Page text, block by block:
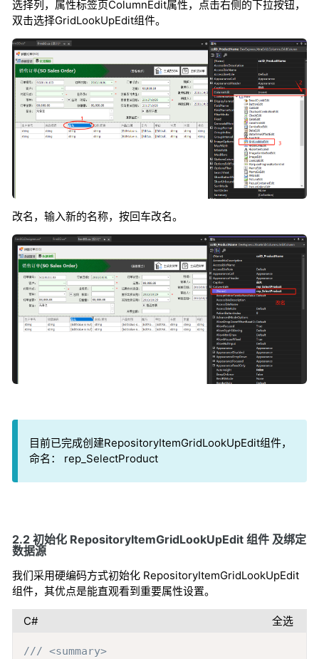
选择列，属性标签页ColumnEdit属性，点击右侧的下拉按钮，
双击选择GridLookUpEdit组件。
改名，输入新的名称，按回车改名。
目前已完成创建RepositoryItemGridLookUpEdit组件，
命名： rep_SelectProduct
2.2 初始化 RepositoryItemGridLookUpEdit 组件 及绑定
数据源
我们采用硬编码方式初始化 RepositoryItemGridLookUpEdit
组件，其优点是能直观看到重要属性设置。
C# 全选
/// <summary>